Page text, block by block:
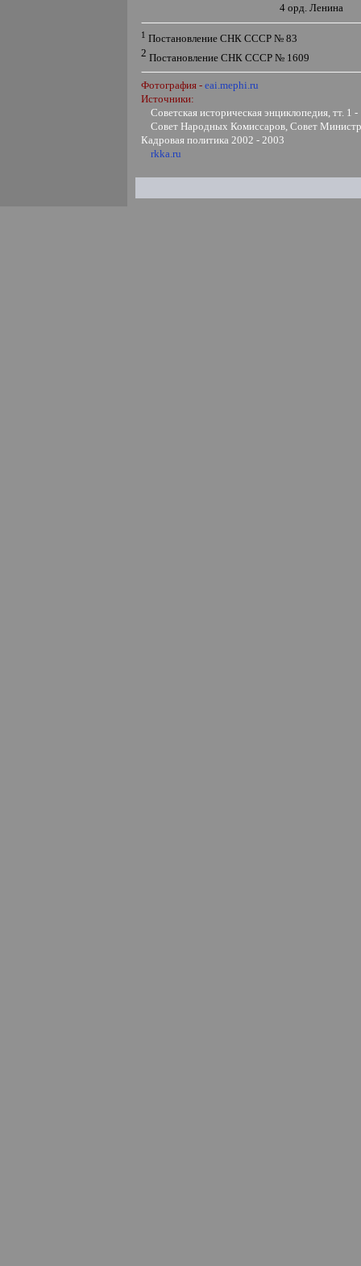
4 орд. Ленина
1 Постановление СНК СССР № 83
2 Постановление СНК СССР № 1609
Фотография - eai.mephi.ru
Источники:
Советская историческая энциклопедия, тт.
Совет Народных Комиссаров, Совет
Кадровая политика 2002 - 2003
rkka.ru